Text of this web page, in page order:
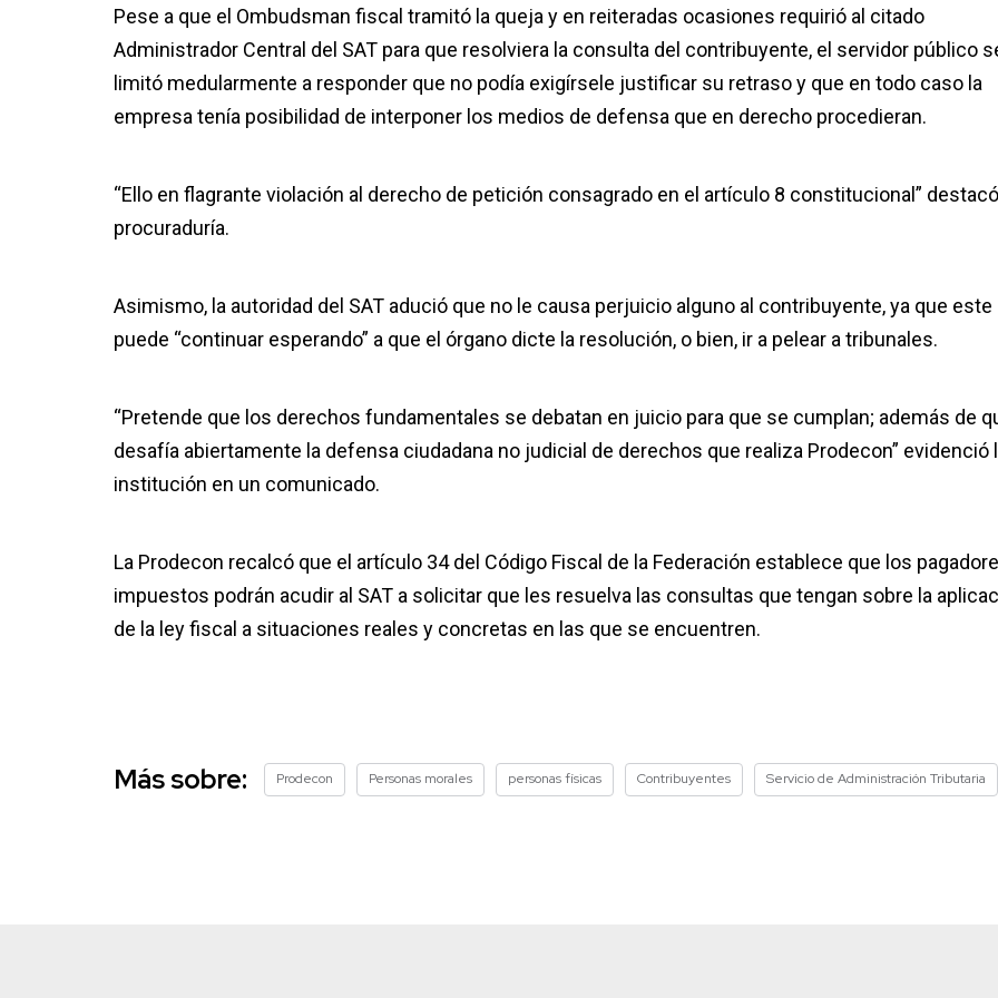
Pese a que el Ombudsman fiscal tramitó la queja y en reiteradas ocasiones requirió al citado
Administrador Central del SAT para que resolviera la consulta del contribuyente, el servidor público
limitó medularmente a responder que no podía exigírsele justificar su retraso y que en todo caso la
empresa tenía posibilidad de interponer los medios de defensa que en derecho procedieran.
“Ello en flagrante violación al derecho de petición consagrado en el artículo 8 constitucional”
procuraduría.
Asimismo, la autoridad del SAT adució que no le causa perjuicio alguno al contribuyente, ya que este
puede “continuar esperando” a que el órgano dicte la resolución, o bien, ir a pelear a tribunales.
“Pretende que los derechos fundamentales se debatan en juicio para que se cumplan; además de
desafía abiertamente la defensa ciudadana no judicial de derechos que realiza Prodecon” evidenció
institución en un comunicado.
La Prodecon recalcó que el artículo 34 del Código Fiscal de la Federación establece que los
impuestos podrán acudir al SAT a solicitar que les resuelva las consultas que tengan sobre la
de la ley fiscal a situaciones reales y concretas en las que se encuentren.
Más sobre: Prodecon Personas morales personas físicas Contribuyentes Servicio de Administración Tributaria